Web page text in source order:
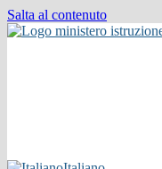
Salta al contenuto